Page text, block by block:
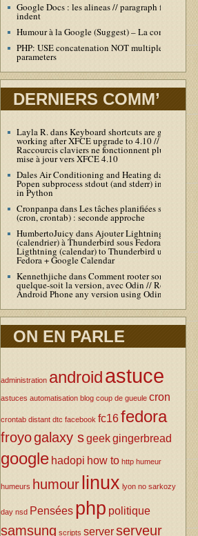
Google Docs : les alineas // paragraph first line
indent
Humour à la Google (Suggest) – La compil’
PHP: USE concatenation NOT multiple echo /
parameters
DERNIERS COMM’
Layla R.dansKeyboard shortcuts are gone / not
working after XFCE upgrade to 4.10 //
Raccourcis claviers ne fonctionnent plus après
mise à jour vers XFCE 4.10
Dales Air Conditioning and Heating dans
Popen subprocess stdout (and stderr) in real-time
in Python
CronpanpadansLes tâches planifiées sous Linux
(cron, crontab) : seconde approche
HumbertoJuicy dansAjouter Lightning
(calendrier) à Thunderbird sous Fedora / Add
Ligthtning (calendar) to Thunderbird under
Fedora + Google Calendar
KennethjichedansComment rooter son Android
quelque-soit la version, avec Odin // Root your
Android Phone any version using Odin
ON EN PARLE
administration androidastuce
astuces automatisation blog coup de gueule cron
crontab distant dtc facebook fc16fedora
froyogalaxy sgeekgingerbread
google hadopi how to http humeur
humeurs humourlinux lyon no sarkozy
day nsd Pensées php politique
samsung scripts serverserveur